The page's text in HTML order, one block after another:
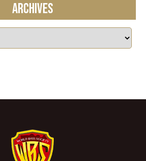
ARCHIVES